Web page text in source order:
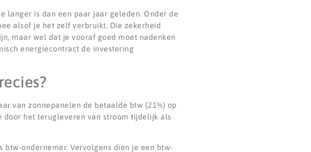
langer is dan een paar jaar geleden. Onder de
alsof je het zelf verbruikt. Die zekerheid
maar wel dat je vooraf goed moet nadenken
energiecontract de investering
van zonnepanelen de betaalde btw (21%) op
door het terugleveren van stroom tijdelijk als
ondernemer. Vervolgens dien je een btw-